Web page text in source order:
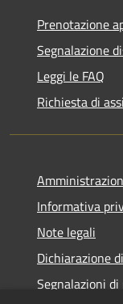
Prenotazione
Segnalazione
Leggi le FAQ
Richiesta di
Informativa
Note legali
Dichiarazione
Segnalazioni